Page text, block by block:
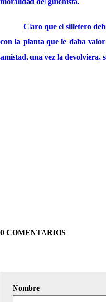
Claro que el silletero
con la planta que le daba
amistad, una vez la devolviera,
0 COMENTARIOS
Nombre